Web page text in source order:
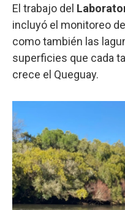
El trabajo del
incluyó el monitoreo
como también las
superficies que cada
crece el Queguay.